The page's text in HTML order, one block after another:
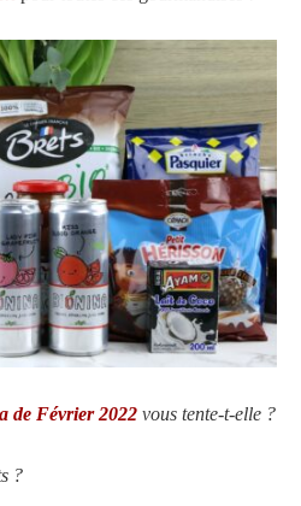
de Février 2022 vous tente-t-elle ?
?